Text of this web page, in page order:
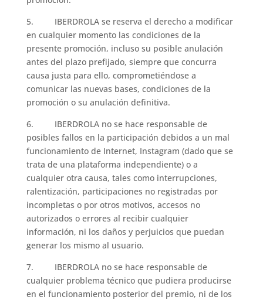
5. IBERDROLA se reserva el derecho a modificar
en cualquier momento las condiciones de la
presente promoción, incluso su posible anulación
antes del plazo prefijado, siempre que concurra
causa justa para ello, comprometiéndose a
comunicar las nuevas bases, condiciones de la
promoción o su anulación definitiva.
6. IBERDROLA no se hace responsable de
posibles fallos en la participación debidos a un mal
funcionamiento de Internet, Instagram (dado que se
trata de una plataforma independiente) o a
cualquier otra causa, tales como interrupciones,
ralentización, participaciones no registradas por
incompletas o por otros motivos, accesos no
autorizados o errores al recibir cualquier
información, ni los daños y perjuicios que puedan
generar los mismo al usuario.
7. IBERDROLA no se hace responsable de
cualquier problema técnico que pudiera producirse
en el funcionamiento posterior del premio, ni de los